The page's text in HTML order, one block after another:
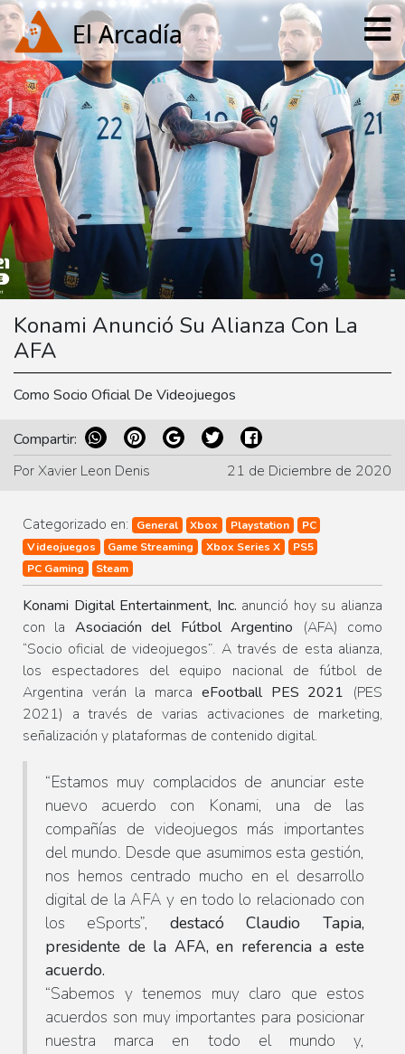
Konami Anunció Su Alianza Con La
AFA
Como Socio Oficial De Videojuegos
Compartir:
21 de Diciembre de 2020
Por Xavier Leon Denis
Categorizado en: General Xbox Playstation
PC
Videojuegos
Game Streaming Xbox Series X
PS5
PC Gaming
Steam
Konami Digital Entertainment, Inc. anunció hoy su alianza
con la Asociación del Fútbol Argentino (AFA) como
“Socio oficial de videojuegos”. A través de esta alianza,
los espectadores del equipo nacional de fútbol de
Argentina verán la marca eFootball PES 2021 (PES
2021) a través de varias activaciones de marketing,
señalización y plataformas de contenido digital.
“Estamos muy complacidos de anunciar este
nuevo acuerdo con Konami, una de las
compañías de videojuegos más importantes
del mundo. Desde que asumimos esta gestión,
nos hemos centrado mucho en el desarrollo
digital de la AFA y en todo lo relacionado con
los eSports”, destacó Claudio Tapia,
presidente de la AFA, en referencia a este
acuerdo.
“Sabemos y tenemos muy claro que estos
acuerdos son muy importantes para posicionar
nuestra marca en todo el mundo y,